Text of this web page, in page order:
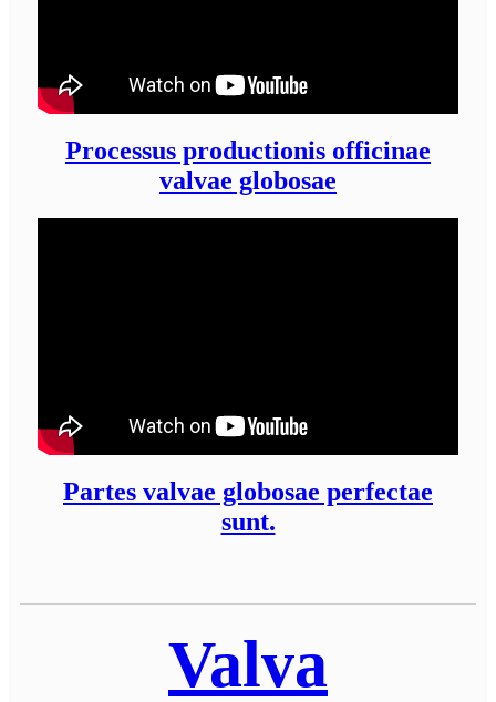
Processus productionis officinae
valvae globosae
Partes valvae globosae perfectae
sunt.
Valva